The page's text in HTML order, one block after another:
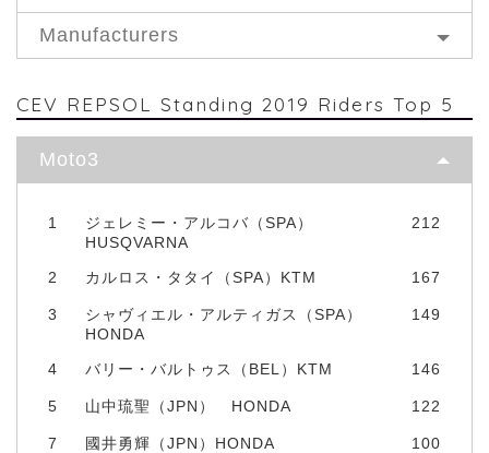
Manufacturers
CEV REPSOL Standing 2019 Riders Top 5
Moto3
1
ジェレミー・アルコバ（SPA）
HUSQVARNA
212
2 カルロス・タタイ（SPA）KTM 167
3
シャヴィエル・アルティガス（SPA）
HONDA
149
4 バリー・バルトゥス（BEL）KTM 146
5 山中琉聖（JPN） HONDA 122
7 國井勇輝（JPN）HONDA 100